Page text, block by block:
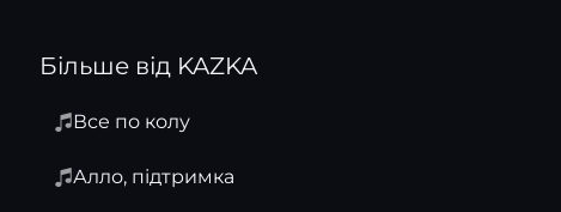
Більше від KAZKA
Все по колу
Алло, підтримка